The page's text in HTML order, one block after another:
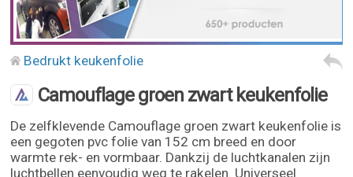
Bedrukt keukenfolie
Camouflage groen zwart keukenfolie
De zelfklevende Camouflage groen zwart keukenfolie is
een gegoten pvc folie van 152 cm breed en door
warmte rek- en vormbaar. Dankzij de luchtkanalen zijn
luchtbellen eenvoudig weg te rakelen. Universeel